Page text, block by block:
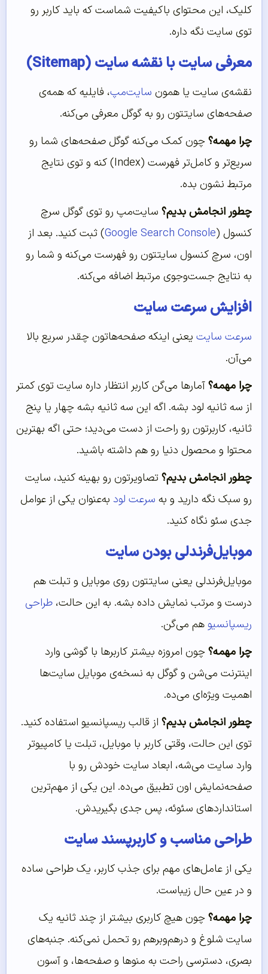
کلیک، این محتوای باکیفیت شماست که باید کاربر رو
توی سایت نگه داره.
معرفی سایت با نقشه سایت (Sitemap)
نقشه‌ی سایت یا همون سایت‌مپ، فایلیه که همه‌ی
صفحه‌های سایتتون رو به گوگل معرفی می‌کنه.
چرا مهمه؟ چون کمک می‌کنه گوگل صفحه‌های شما رو
سریع‌تر و کامل‌تر فهرست (Index) کنه و توی نتایج
مرتبط نشون بده.
چطور انجامش بدیم؟ سایت‌مپ رو توی گوگل سرچ
کنسول (Google Search Console) ثبت کنید. بعد از
اون، سرچ کنسول سایتتون رو فهرست می‌کنه و شما رو
به نتایج جست‌وجوی مرتبط اضافه می‌کنه.
افزایش سرعت سایت
سرعت سایت یعنی اینکه صفحه‌هاتون چقدر سریع بالا
می‌آن.
چرا مهمه؟آمارها می‌گن کاربر انتظار داره سایت توی کمتر
از سه ثانیه لود بشه. اگه این سه ثانیه بشه چهار یا پنج
ثانیه، کاربرتون رو راحت از دست می‌دید؛ حتی اگه بهترین
محتوا و محصول دنیا رو هم داشته باشید.
چطور انجامش بدیم؟تصاویرتون رو بهینه کنید، سایت
رو سبک نگه دارید و به سرعت لود به‌عنوان یکی از عوامل
جدی سئو نگاه کنید.
موبایل‌فرندلی بودن سایت
موبایل‌فرندلی یعنی سایتتون روی موبایل و تبلت هم
درست و مرتب نمایش داده بشه. به این حالت، طراحی
ریسپانسیوهم می‌گن.
چرا مهمه؟ چون امروزه بیشتر کاربرها با گوشی وارد
اینترنت می‌شن و گوگل به نسخه‌ی موبایل سایت‌ها
اهمیت ویژه‌ای می‌ده.
چطور انجامش بدیم؟ از قالب ریسپانسیو استفاده کنید.
توی این حالت، وقتی کاربر با موبایل، تبلت یا کامپیوتر
وارد سایت می‌شه، ابعاد سایت خودش رو با
صفحه‌نمایش اون تطبیق می‌ده. این یکی از مهم‌ترین
استانداردهای سئوئه، پس جدی بگیریدش.
طراحی مناسب و کاربرپسند سایت
یکی از عامل‌های مهم برای جذب کاربر، یک طراحی ساده
و در عین حال زیباست.
چرا مهمه؟ چون هیچ کاربری بیشتر از چند ثانیه یک
سایت شلوغ و درهم‌وبرهم رو تحمل نمی‌کنه. جنبه‌های
بصری، دسترسی راحت به منوها و صفحه‌ها، و آسون